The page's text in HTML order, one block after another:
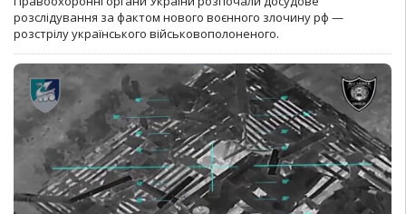
розслідування за фактом нового воєнного злочину рф —
розстрілу українського військовополоненого.